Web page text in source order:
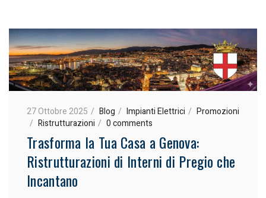
27 Ottobre 2025 Blog Impianti Elettrici
Promozioni
Ristrutturazioni
0 comments
Trasforma la Tua Casa a Genova:
Ristrutturazioni di Interni di Pregio che
Incantano